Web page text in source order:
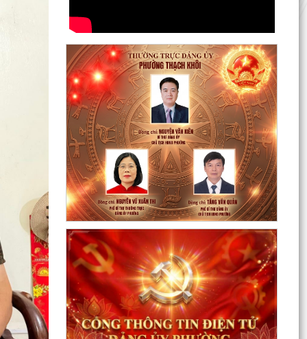
Khôi: Hướng...
Nâng cao kỹ năng sử dụng Internet, mạng xã
hội an toàn cho trẻ em, học sinh trên địa bàn
thành phố
Hội nghị Ban Thường vụ Đảng ủy phường lần
thứ 35
Sôi nổi ngày hội hiến máu "Thạch Khôi - ngàn
trái tim hồng" năm 2026
Kế hoạch Giám sát và xử lý dịch, ổ dịch trên địa
bàn phường Thạch Khôi
Quyết định Về việc Ban hành Quy chế quản lý và
sử dụng nguồn công đức tại các di tích trên địa...
Quyết định Về việc ban hành Quy chế hoạt động
của Ban Quản lý di tích Phường Thạch Khôi,
thành phố...
UBND phường tổ chức phiên họp tháng 8/2026